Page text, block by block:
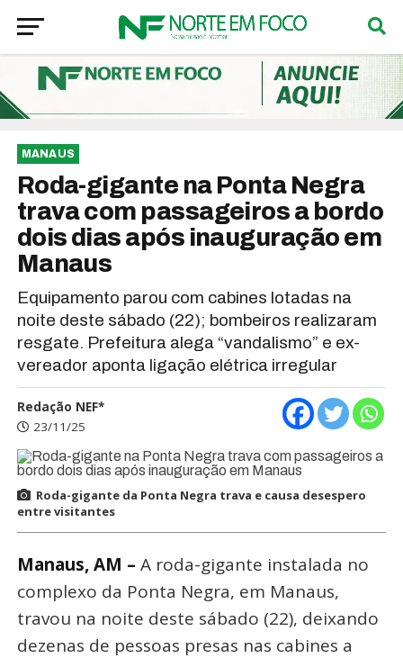
MANAUS
Roda-gigante na Ponta Negra
trava com passageiros a bordo
dois dias após inauguração em
Manaus
Equipamento parou com cabines lotadas na
noite deste sábado (22); bombeiros realizaram
resgate. Prefeitura alega “vandalismo” e ex-
vereador aponta ligação elétrica irregular
Redação NEF*
23/11/25
Roda-gigante da Ponta Negra trava e causa desespero
entre visitantes
Manaus, AM – A roda-gigante instalada no
complexo da Ponta Negra, em Manaus,
travou na noite deste sábado (22), deixando
dezenas de pessoas presas nas cabines a